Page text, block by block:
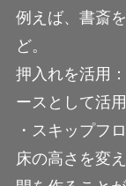
例えば、書斎
ど。
押入れを活用
ースとして活
・スキップフ
床の高さを変